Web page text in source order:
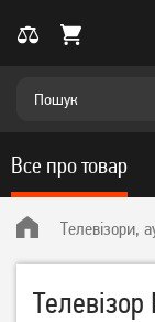
Телевізори,
Все про товар